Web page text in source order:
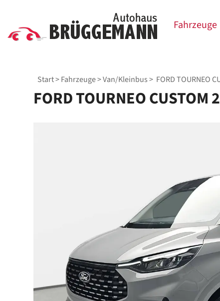
Fahrzeuge
Start>Fahrzeuge>Van/Kleinbus> FORD TOURNEO
FORD TOURNEO CUSTOM